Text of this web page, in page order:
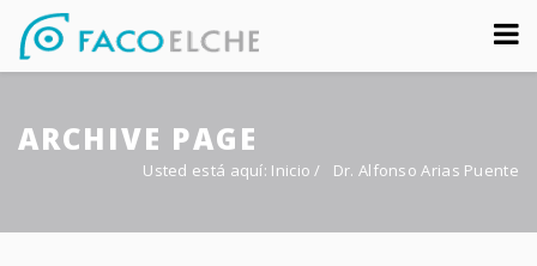
Sobre nosotros
Congreso
ARCHIVE PAGE
Usted está aquí: Inicio / Dr. Alfonso Arias Puente